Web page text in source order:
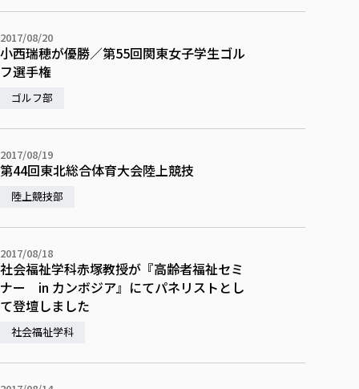
キャンパス案内
リエゾンゼミ・ナビ（テキスト等）
お役立ち情報（リンク集）
放射線モニタリング測定結果（国見キャンパス）
IR情報
学校教育法施行規則第172条の2に基づく情報公開
教職課程における情報の公表
仏教専修科
大学院
大学院
総合福祉学研究科 社会福祉学専攻 修士課程
総合福祉学研究科 社会福祉学専攻 博士課程
総合福祉学研究科 福祉心理学専攻 修士課程
教育学研究科 教育学専攻 修士課程
通信教育部
通信制大学院 総合福祉学研究科 社会福祉学専攻 修士課程
通信制大学院 総合福祉学研究科 福祉心理学専攻 修士課程
カリキュラム（学部・大学院）
その他の就学機会
学びの特徴
ICT教育
初年次教育（リエゾンゼミⅠ）
実学臨床教育（総合福祉学部のみ履修可能）
教員紹介・業績
学びのサポート
学びのサポート
授業料減免・奨学金等
採用ご担当者様へ
センター長の挨拶
求人の受付について
単独学内説明会のご案内
在学生の方
資格取得報奨制度について
東北福祉大学求人・インターンシップ検索サイト（キャリタス
卒業生の方
卒業生の方
卒業後のキャリア支援体制
在学生による訪問、情報提供へのご協力のお願い
卒業生アンケート
東北福祉大学のDNA
在学生インタビュー
外国人在学生
学生支援センター国際交流の活動
スタッフ紹介
東北福祉大学の研究活動
東北福祉大学の研究活動
東北福祉大学の研究紹介
共同研究等をご検討の皆様へ
東北福祉大学の紀要・リポジトリ
東北福祉大学の紀要・リポジトリ
教職研究
東北福祉大学教育・教職センター特別支援教育研究年報一覧
産学・産学官連携
「高齢者のフレイル予防及びデジタルデバイド解消に向けた産
高齢者施設特化型モジュラー車いす開発
学生参加 × 産学官連携 ～ 「行学一如」の実践
社会貢献・地域連携活動
社会貢献への取り組み
伝承講座「311『伝える／備える』次世代塾」
JICA草の根技術協力事業
被災地の子ども支援活動
生涯学習・社会人講座
自治体・団体等との主な協定
研究所について
研究者のご紹介
生涯教育・キャリア教育TOP
生涯学習・社会人講座
月例TFU実学臨床研究セミナー
特別支援教育研究室
TFU教育フォーラム
施設利用
同窓会
2017/08/20
小西瑞穂が優勝／第55回関東女子学生ゴル
フ選手権
ゴルフ部
2017/08/19
第44回東北総合体育大会陸上競技
陸上競技部
2017/08/18
社会福祉学科赤塚教授が『高齢者福祉セミ
ナー in カンボジア』にてパネリストとし
て登壇しました
社会福祉学科